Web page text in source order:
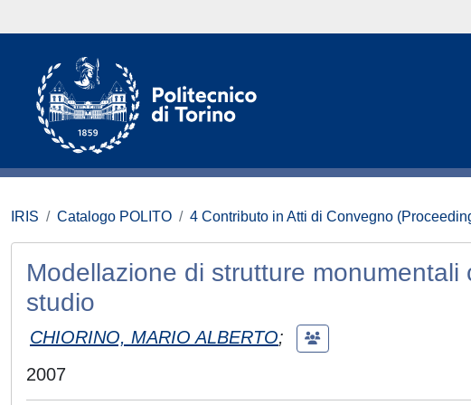
IRIS Catalogo POLITO 4 Contributo in Atti di Convegno
Modellazione di strutture
studio
CHIORINO, MARIO ALBERTO;
2007